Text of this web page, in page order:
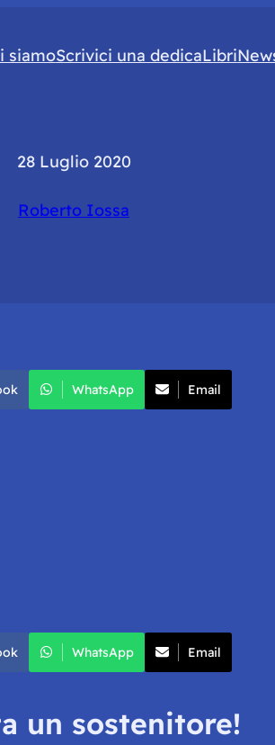
siamoScrivici una dedicaLibri
28 Luglio 2020
Roberto Iossa
WhatsApp Email
WhatsApp Email
un sostenitore!